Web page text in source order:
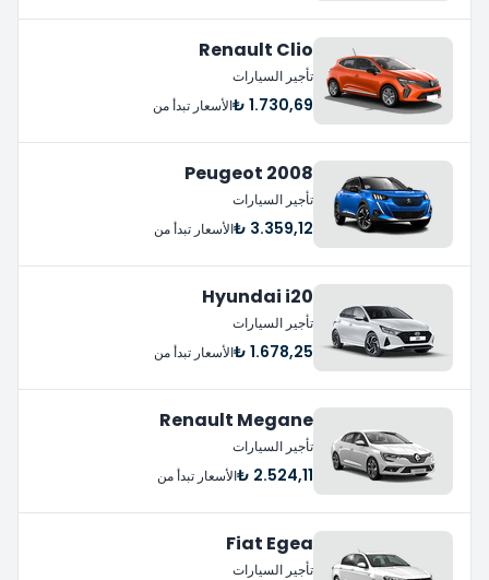
Renault Clio
تأجير السيارات
1.730,69 ₺ الأسعار تبدأ من
Peugeot 2008
تأجير السيارات
3.359,12 ₺ الأسعار تبدأ من
Hyundai i20
تأجير السيارات
1.678,25 ₺ الأسعار تبدأ من
Renault Megane
تأجير السيارات
2.524,11 ₺ الأسعار تبدأ من
Fiat Egea
تأجير السيارات